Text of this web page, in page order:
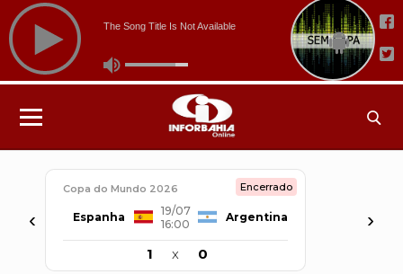
‹
Copa do Mundo 2026 Encerrado
Espanha
19/07
16:00
Argentina
1 x 0
›